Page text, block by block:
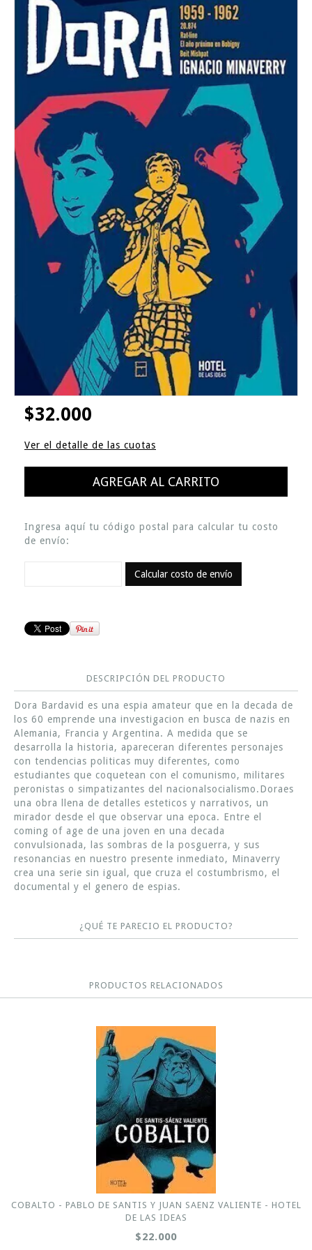
$32.000
Ver el detalle de las cuotas
Ingresa aquí tu código postal para calcular tu costo
de envío:
Calcular costo de envío
DESCRIPCIÓN DEL PRODUCTO
Dora Bardavid es una espia amateur que en la decada de
los 60 emprende una investigacion en busca de nazis en
Alemania, Francia y Argentina. A medida que se
desarrolla la historia, apareceran diferentes personajes
con tendencias politicas muy diferentes, como
estudiantes que coquetean con el comunismo, militares
peronistas o simpatizantes del nacionalsocialismo.Doraes
una obra llena de detalles esteticos y narrativos, un
mirador desde el que observar una epoca. Entre el
coming of age de una joven en una decada
convulsionada, las sombras de la posguerra, y sus
resonancias en nuestro presente inmediato, Minaverry
crea una serie sin igual, que cruza el costumbrismo, el
documental y el genero de espias.
¿QUÉ TE PARECIO EL PRODUCTO?
PRODUCTOS RELACIONADOS
COBALTO - PABLO DE SANTIS Y JUAN SAENZ VALIENTE - HOTEL
DE LAS IDEAS
$22.000